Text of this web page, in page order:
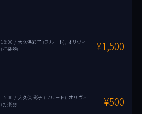
/ 大久保彩子 (フルート), オリヴィ
打楽器)
¥1,500
/ 大久保 彩子 (フルート), オリヴィ
打楽器
¥500